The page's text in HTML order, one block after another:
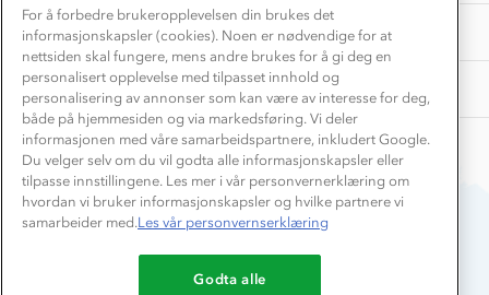
TIPS OG RÅD
Beredskap
AKTIVITETER
Barnehageansatt
Tips til hyttetur
Du betaler enkelt med
For å forbedre brukeropplevelsen din brukes det
informasjonskapsler (cookies). Noen er nødvendige for at
nettsiden skal fungere, mens andre brukes for å gi deg en
personalisert opplevelse med tilpasset innhold og
personalisering av annonser som kan være av interesse for deg,
både på hjemmesiden og via markedsføring. Vi deler
informasjonen med våre samarbeidspartnere, inkludert Google.
Du velger selv om du vil godta alle informasjonskapsler eller
tilpasse innstillingene. Les mer i vår personvernerklæring om
hvordan vi bruker informasjonskapsler og hvilke partnere vi
samarbeider med.Les vår personvernserklæring
Godta alle